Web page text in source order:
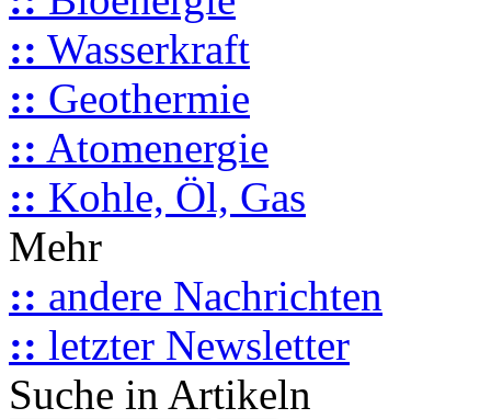
:: Wasserkraft
:: Geothermie
:: Atomenergie
:: Kohle, Öl, Gas
Mehr
:: andere Nachrichten
:: letzter Newsletter
Suche in Artikeln